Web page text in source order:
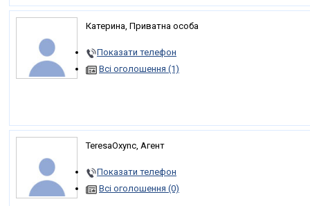
Катерина, Приватна особа
Показати телефон
Всі оголошення (1)
TeresaOxync, Агент
Показати телефон
Всі оголошення (0)